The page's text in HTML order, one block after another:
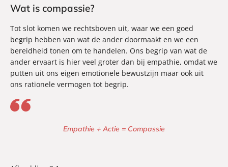
Wat is compassie?
Tot slot komen we rechtsboven uit, waar we een goed
begrip hebben van wat de ander doormaakt en we een
bereidheid tonen om te handelen. Ons begrip van wat de
ander ervaart is hier veel groter dan bij empathie, omdat we
putten uit ons eigen emotionele bewustzijn maar ook uit
ons rationele vermogen tot begrip.
Empathie + Actie = Compassie